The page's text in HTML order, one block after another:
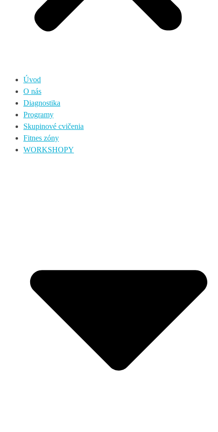
Úvod
O nás
Diagnostika
Programy
Skupinové cvičenia
Fitnes zóny
WORKSHOPY